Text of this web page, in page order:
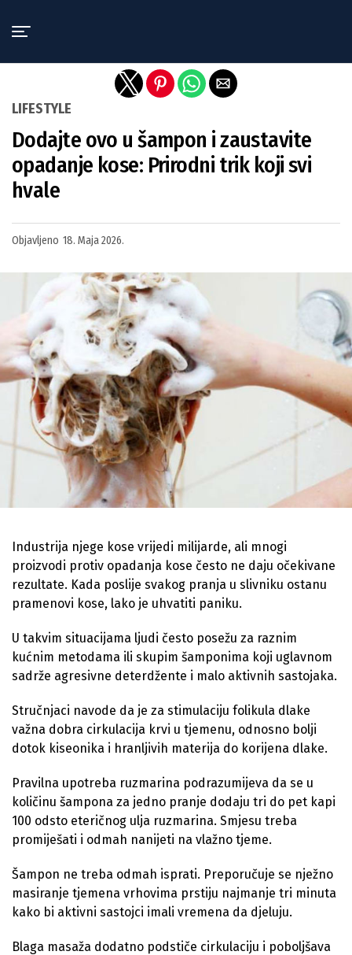
LIFESTYLE
Dodajte ovo u šampon i zaustavite
opadanje kose: Prirodni trik koji svi
hvale
Objavljeno 18. Maja 2026.
Industrija njege kose vrijedi milijarde, ali mnogi
proizvodi protiv opadanja kose često ne daju očekivane
rezultate. Kada poslije svakog pranja u slivniku ostanu
pramenovi kose, lako je uhvatiti paniku.
U takvim situacijama ljudi često posežu za raznim
kućnim metodama ili skupim šamponima koji uglavnom
sadrže agresivne deterdžente i malo aktivnih sastojaka.
Stručnjaci navode da je za stimulaciju folikula dlake
važna dobra cirkulacija krvi u tjemenu, odnosno bolji
dotok kiseonika i hranljivih materija do korijena dlake.
Pravilna upotreba ruzmarina podrazumijeva da se u
količinu šampona za jedno pranje dodaju tri do pet kapi
100 odsto eteričnog ulja ruzmarina. Smjesu treba
promiješati i odmah nanijeti na vlažno tjeme.
Šampon ne treba odmah isprati. Preporučuje se nježno
masiranje tjemena vrhovima prstiju najmanje tri minuta
kako bi aktivni sastojci imali vremena da djeluju.
Blaga masaža dodatno podstiče cirkulaciju i poboljšava